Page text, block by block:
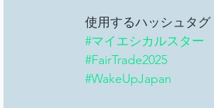
その他イベント 移民
事務局/理事会 Youth ChANge
使用するハッシュタグ
#マイエシカルスター
#FairTrade2025
#WakeUpJapan